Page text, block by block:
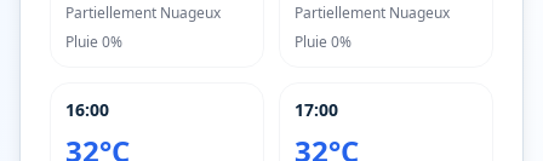
Partiellement Nuageux
Pluie 0%
Partiellement Nuageux
Pluie 0%
16:00
32°C
17:00
32°C